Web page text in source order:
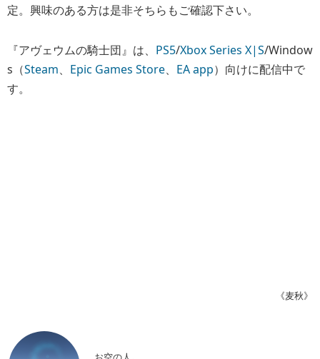
定。興味のある方は是非そちらもご確認下さい。
『アヴェウムの騎士団』は、 PS5/Xbox Series X|S/Window
s（Steam、 Epic Games Store、 EA app）向けに配信中で
す。
《麦秋》